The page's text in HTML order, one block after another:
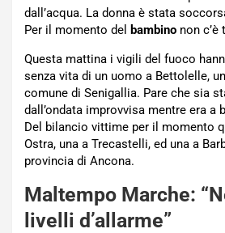
dall’acqua. La donna è stata
Per il momento del bambino non c’è
Questa mattina i vigili del fuoco
senza vita di un uomo a Bettolelle,
comune di Senigallia. Pare che sia
dall’ondata improvvisa mentre era a
Del bilancio vittime per il momento
Ostra, una a Trecastelli, ed una a
provincia di Ancona.
Maltempo Marche:
livelli d’allarme”